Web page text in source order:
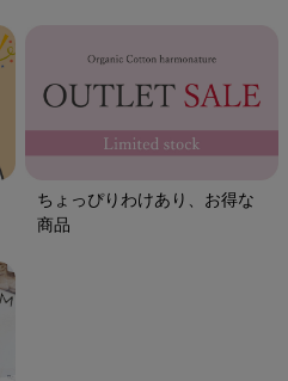
ちょっぴりわけあり、お得な
商品